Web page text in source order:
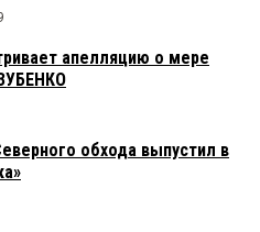
апелляцию о мере
обхода выпустил в